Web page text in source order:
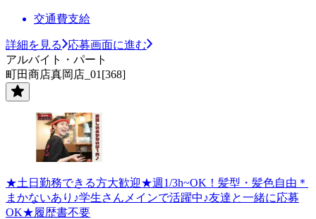
交通費支給
詳細を見る
応募画面に進む
アルバイト・パート
町田商店真岡店_01[368]
★土日勤務できる方大歓迎★週1/3h~OK！髪型・髪色自由＊
まかないあり♪学生さんメインで活躍中♪友達と一緒に応募
OK★履歴書不要